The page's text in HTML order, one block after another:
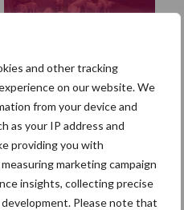
and other tracking
on our website. We
from your device and
as your IP address and
providing you with
marketing campaign
insights, collecting precise
Please note that
Partner nieuws
meer